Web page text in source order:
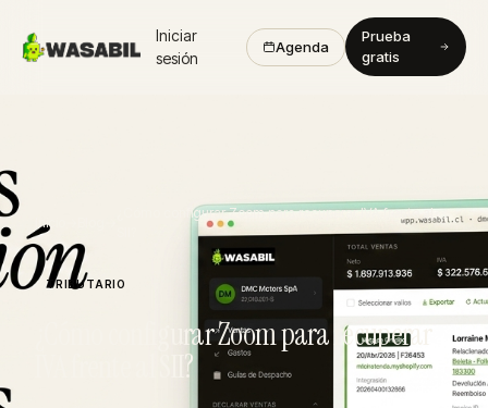
Iniciar
sesión
Agenda
Prueba
gratis
Inicio
¿Cómo configurar Zoom para recuperar IVA frente al
TRIBUTARIO
¿Cómo configurar Zoom para recuperar
IVA frente al SII?